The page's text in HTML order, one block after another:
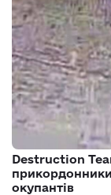
Destruction
прикордонники
окупантів